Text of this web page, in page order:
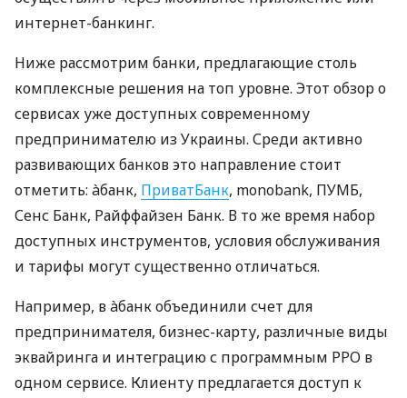
интернет-банкинг.
Ниже рассмотрим банки, предлагающие столь
комплексные решения на топ уровне. Этот обзор о
сервисах уже доступных современному
предпринимателю из Украины. Среди активно
развивающих банков это направление стоит
отметить: àбанк, ПриватБанк, monobank, ПУМБ,
Сенс Банк, Райффайзен Банк. В то же время набор
доступных инструментов, условия обслуживания
и тарифы могут существенно отличаться.
Например, в àбанк объединили счет для
предпринимателя, бизнес-карту, различные виды
эквайринга и интеграцию с программным РРО в
одном сервисе. Клиенту предлагается доступ к